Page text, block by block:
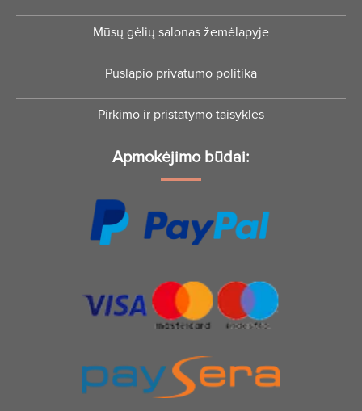
Mūsų gėlių salonas žemėlapyje
Puslapio privatumo politika
Pirkimo ir pristatymo taisyklės
Apmokėjimo būdai: